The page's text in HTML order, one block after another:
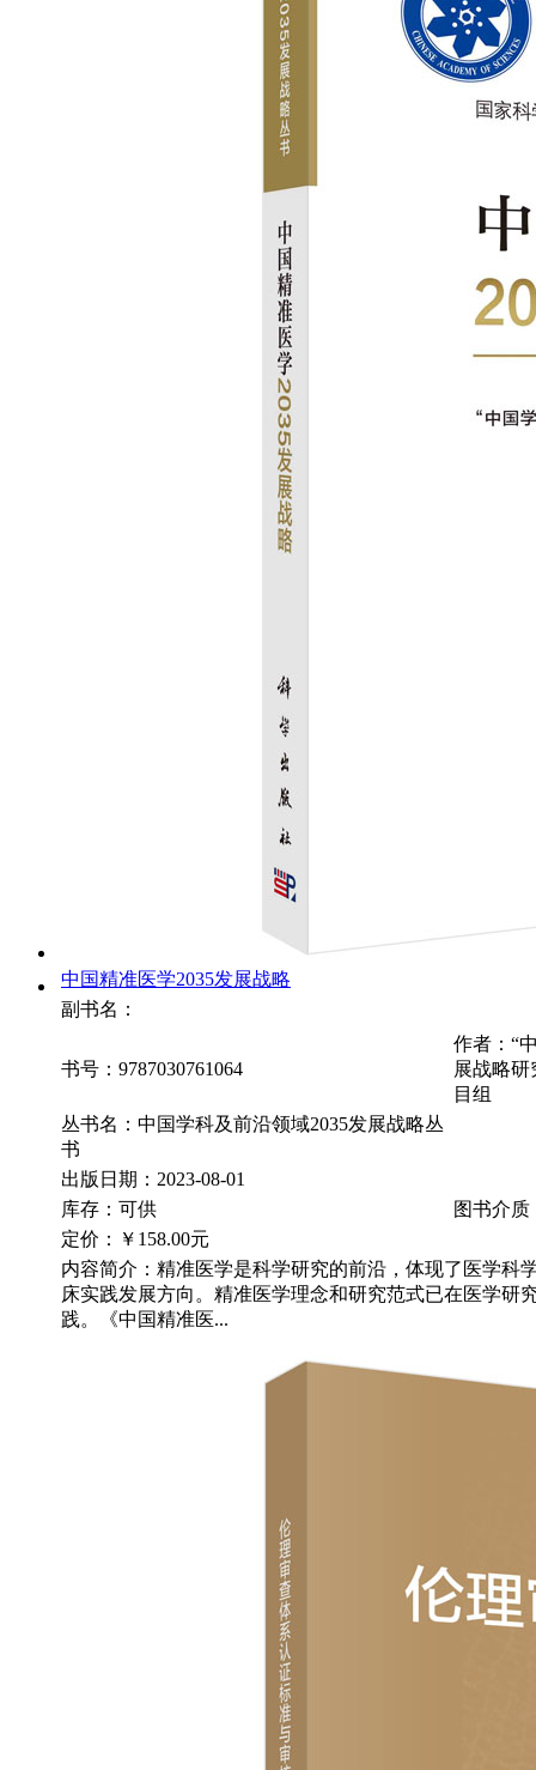
中国精准医学2035发展战略
副书名：
书号：9787030761064
作者：“
展战略研
目组
丛书名：中国学科及前沿领域2035发展战略丛
书
出版日期：2023-08-01
库存：可供
图书介质
定价：
￥158.00元
内容简介：精准医学是科学研究的前沿，体现了医学科
床实践发展方向。精准医学理念和研究范式已在医学研
践。《中国精准医...